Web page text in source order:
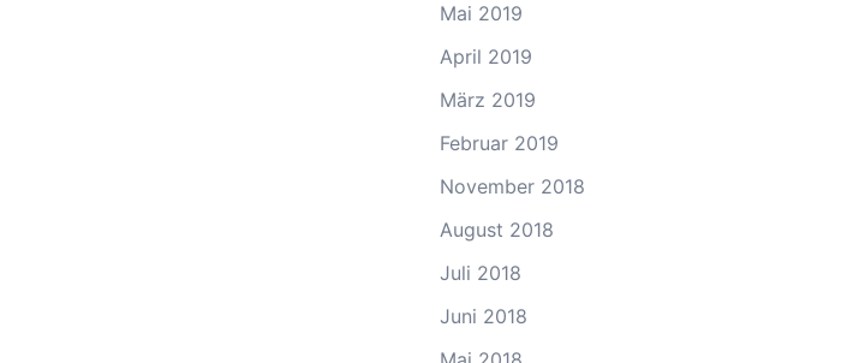
Mai 2019
April 2019
März 2019
Februar 2019
November 2018
August 2018
Juli 2018
Juni 2018